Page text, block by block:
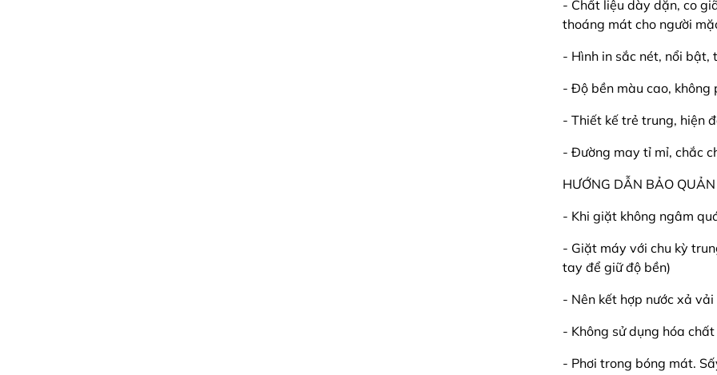
- Chất liệu dày dặn, co
thoáng mát cho người
- Hình in sắc nét, nổi bật,
- Độ bền màu cao,
- Thiết kế trẻ trung, hiện
- Đường may tỉ mỉ, chắc
HƯỚNG DẪN BẢO QUẢN
- Khi giặt không ngâm
- Giặt máy với chu kỳ
tay để giữ độ bền)
- Nên kết hợp nước xả
- Không sử dụng hóa
- Phơi trong bóng mát.